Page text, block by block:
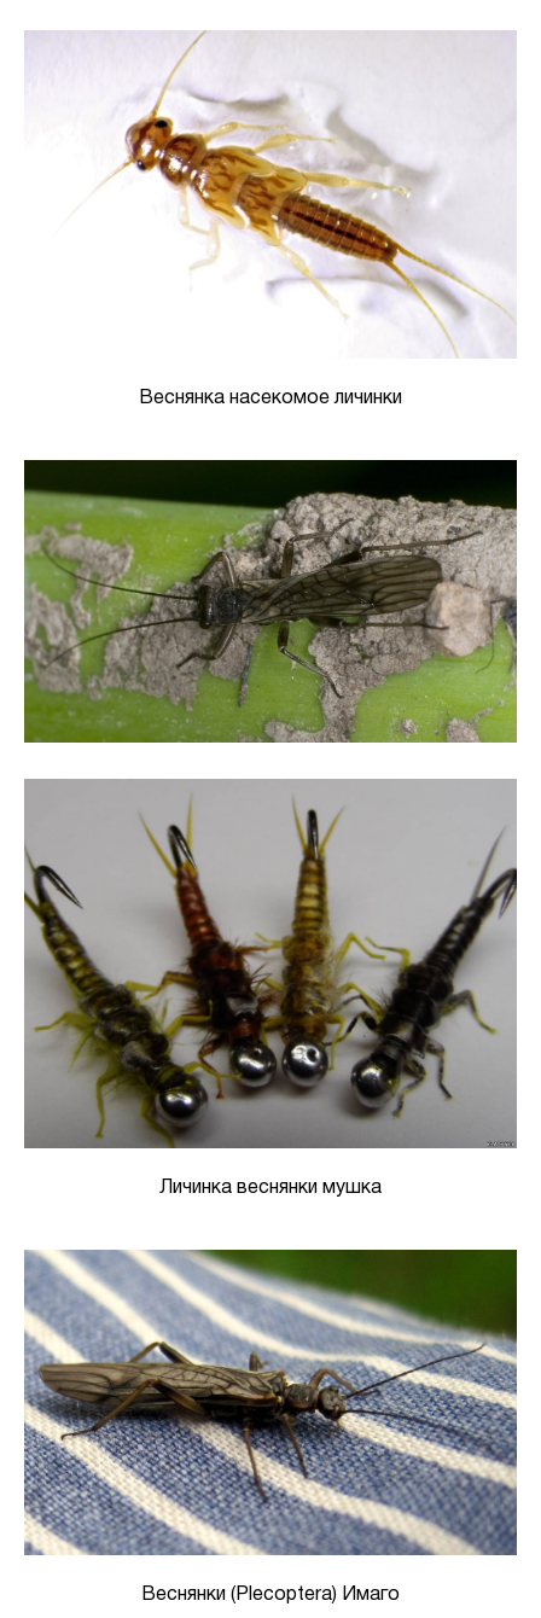
Веснянка насекомое личинки
Личинка веснянки мушка
Веснянки (Plecoptera) Имаго